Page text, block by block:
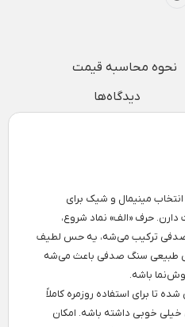
نحوه محاسبه قیمت
دیدگاه‌ها
مینیمال و شیک برای
حرف «الف» نماد شروع،
صدفی ترکیب می‌شه، یه حس لطیف
طبیعی سنگ صدفی باعث می‌شه
باشه.
تا برای استفاده روزمره کاملاً
خیلی خوبی داشته باشه. امکان